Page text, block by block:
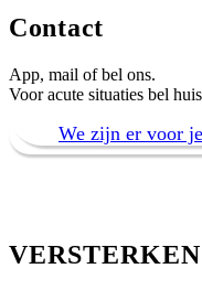
Contact
App, mail of bel ons.
Voor acute situaties bel
We zijn er voor je